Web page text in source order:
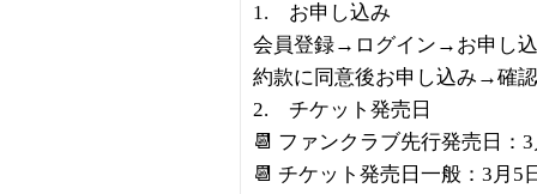
1. お申し込み
会員登録→ログイン→お申し
約款に同意後お申し込み→確
2. チケット発売日
📆 ファンクラブ先行発売日：
📆 チケット発売日一般：3月5